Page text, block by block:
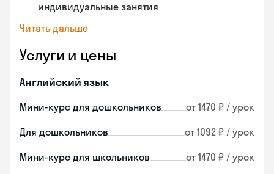
индивидуальные занятия
Читать дальше
Услуги и цены
Английский язык
Мини-курс для дошкольников от 1470 ₽ / урок
Для дошкольников от 1092 ₽ / урок
Мини-курс для школьников от 1470 ₽ / урок